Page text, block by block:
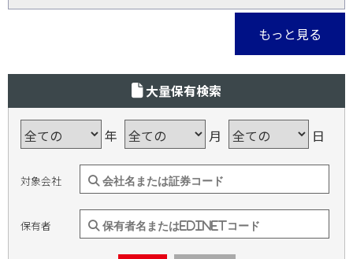
もっと見る
大量保有検索
年 月 日
対象会社
保有者